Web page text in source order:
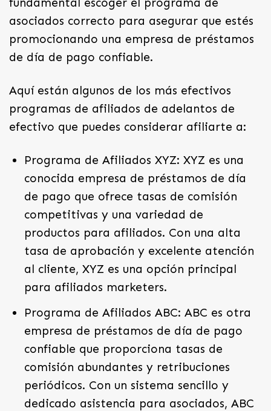
fundamental escoger el programa de
asociados correcto para asegurar que estés
promocionando una empresa de préstamos
de día de pago confiable.
Aquí están algunos de los más efectivos
programas de afiliados de adelantos de
efectivo que puedes considerar afiliarte a:
Programa de Afiliados XYZ: XYZ es una
conocida empresa de préstamos de día
de pago que ofrece tasas de comisión
competitivas y una variedad de
productos para afiliados. Con una alta
tasa de aprobación y excelente atención
al cliente, XYZ es una opción principal
para afiliados marketers.
Programa de Afiliados ABC: ABC es otra
empresa de préstamos de día de pago
confiable que proporciona tasas de
comisión abundantes y retribuciones
periódicos. Con un sistema sencillo y
dedicado asistencia para asociados, ABC